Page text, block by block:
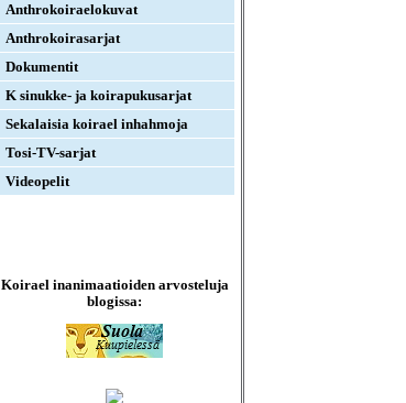
Anthrokoiraelokuvat
Anthrokoirasarjat
Dokumentit
K sinukke- ja koirapukusarjat
Sekalaisia koirael inhahmoja
Tosi-TV-sarjat
Videopelit
Koirael inanimaatioiden arvosteluja
blogissa: